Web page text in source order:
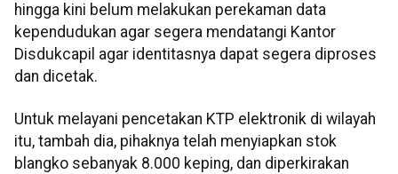
hingga kini belum melakukan perekaman data
kependudukan agar segera mendatangi Kantor
Disdukcapil agar identitasnya dapat segera diproses
dan dicetak.
Untuk melayani pencetakan KTP elektronik di wilayah
itu, tambah dia, pihaknya telah menyiapkan stok
blangko sebanyak 8.000 keping, dan diperkirakan